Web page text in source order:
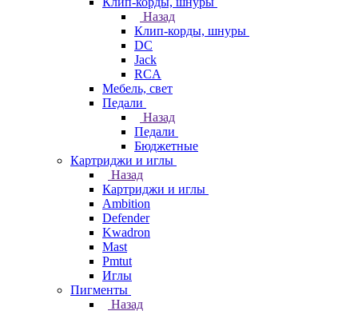
Назад
Клип-корды, шнуры
DC
Jack
RCA
Мебель, свет
Педали
Назад
Педали
Бюджетные
Картриджи и иглы
Назад
Картриджи и иглы
Ambition
Defender
Kwadron
Mast
Pmtut
Иглы
Пигменты
Назад